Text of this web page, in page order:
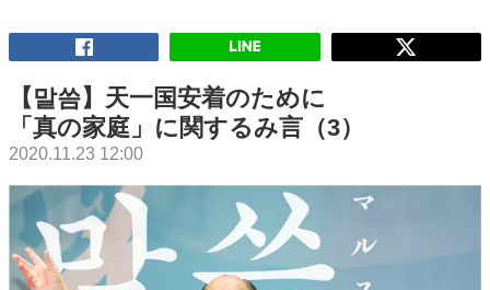
【말씀】天一国安着のために
「真の家庭」に関するみ言（3）
2020.11.23 12:00